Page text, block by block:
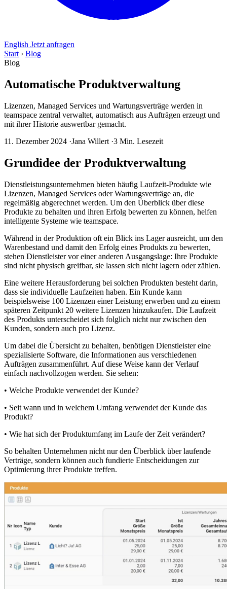
English Jetzt anfragen
Start › Blog
Blog
Automatische Produktverwaltung
Lizenzen, Managed Services und Wartungsverträge werden in
teamspace zentral verwaltet, automatisch aus Aufträgen erzeugt und
mit ihrer Historie auswertbar gemacht.
11. Dezember 2024 ·Jana Willert ·3 Min. Lesezeit
Grundidee der Produktverwaltung
Dienstleistungsunternehmen bieten häufig Laufzeit-Produkte wie
Lizenzen, Managed Services oder Wartungsverträge an, die
regelmäßig abgerechnet werden. Um den Überblick über diese
Produkte zu behalten und ihren Erfolg bewerten zu können, helfen
intelligente Systeme wie teamspace.
Während in der Produktion oft ein Blick ins Lager ausreicht, um den
Warenbestand und damit den Erfolg eines Produkts zu bewerten,
stehen Dienstleister vor einer anderen Ausgangslage: Ihre Produkte
sind nicht physisch greifbar, sie lassen sich nicht lagern oder zählen.
Eine weitere Herausforderung bei solchen Produkten besteht darin,
dass sie individuelle Laufzeiten haben. Ein Kunde kann
beispielsweise 100 Lizenzen einer Leistung erwerben und zu einem
späteren Zeitpunkt 20 weitere Lizenzen hinzukaufen. Die Laufzeit
des Produkts unterscheidet sich folglich nicht nur zwischen den
Kunden, sondern auch pro Lizenz.
Um dabei die Übersicht zu behalten, benötigen Dienstleister eine
spezialisierte Software, die Informationen aus verschiedenen
Aufträgen zusammenführt. Auf diese Weise kann der Verlauf
einfach nachvollzogen werden. Sie sehen:
• Welche Produkte verwendet der Kunde?
• Seit wann und in welchem Umfang verwendet der Kunde das
Produkt?
• Wie hat sich der Produktumfang im Laufe der Zeit verändert?
So behalten Unternehmen nicht nur den Überblick über laufende
Verträge, sondern können auch fundierte Entscheidungen zur
Optimierung ihrer Produkte treffen.